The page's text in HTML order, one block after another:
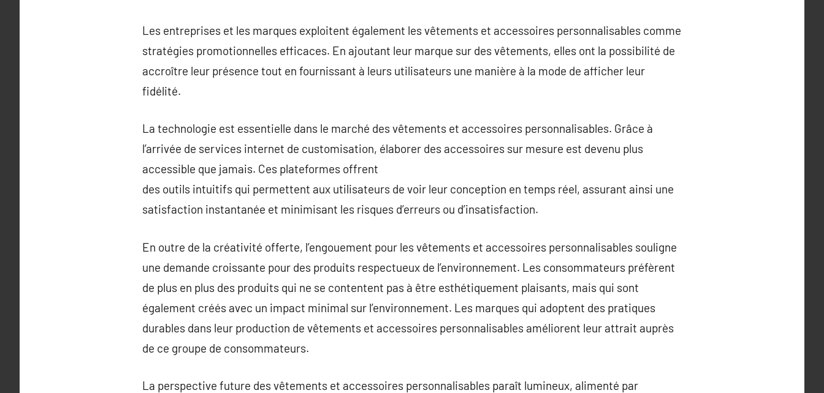
Les entreprises et les marques exploitent également les vêtements et accessoires personnalisables comme
stratégies promotionnelles efficaces. En ajoutant leur marque sur des vêtements, elles ont la possibilité de
accroître leur présence tout en fournissant à leurs utilisateurs une manière à la mode de afficher leur
fidélité.
La technologie est essentielle dans le marché des vêtements et accessoires personnalisables. Grâce à
l’arrivée de services internet de customisation, élaborer des accessoires sur mesure est devenu plus
accessible que jamais. Ces plateformes offrent
des outils intuitifs qui permettent aux utilisateurs de voir leur conception en temps réel, assurant ainsi une
satisfaction instantanée et minimisant les risques d’erreurs ou d’insatisfaction.
En outre de la créativité offerte, l’engouement pour les vêtements et accessoires personnalisables souligne
une demande croissante pour des produits respectueux de l’environnement. Les consommateurs préfèrent
de plus en plus des produits qui ne se contentent pas à être esthétiquement plaisants, mais qui sont
également créés avec un impact minimal sur l’environnement. Les marques qui adoptent des pratiques
durables dans leur production de vêtements et accessoires personnalisables améliorent leur attrait auprès
de ce groupe de consommateurs.
La perspective future des vêtements et accessoires personnalisables paraît lumineux, alimenté par